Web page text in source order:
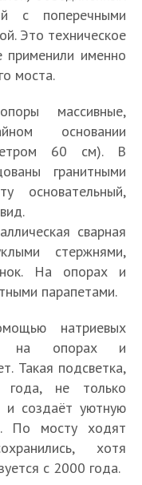
с поперечными
Это техническое
применили именно
моста.
массивные,
основании
60 см). В
гранитными
основательный,
сварная
стержнями,
На опорах и
парапетами.
натриевых
на опорах и
Такая подсветка,
не только
и создаёт уютную
По мосту ходят
хотя
с 2000 года.